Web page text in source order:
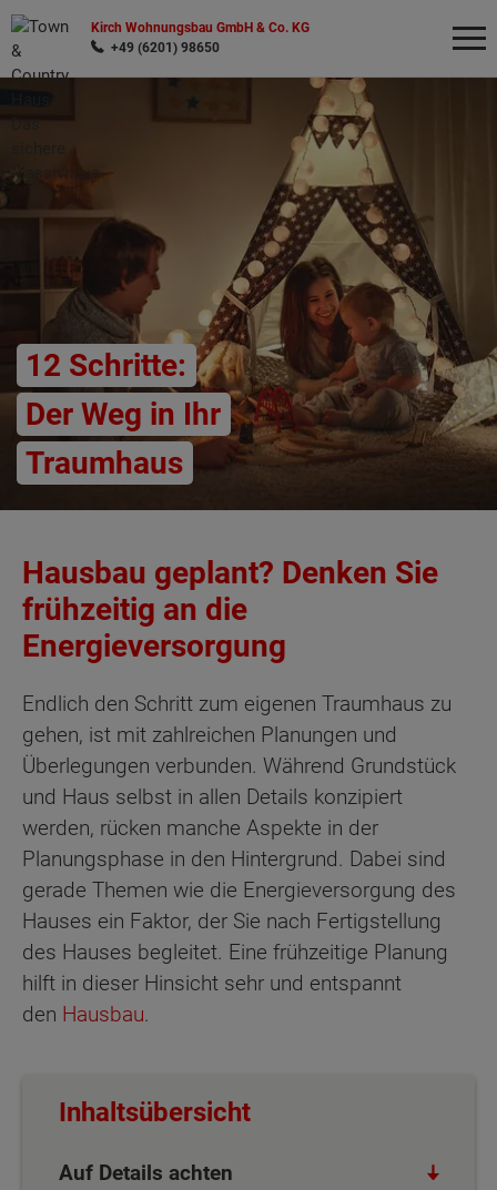
Kirch Wohnungsbau GmbH & Co. KG
+49 (6201) 98650
12 Schritte:
Der Weg in Ihr
Traumhaus
Hausbau geplant? Denken Sie
frühzeitig an die
Energieversorgung
Endlich den Schritt zum eigenen Traumhaus zu
gehen, ist mit zahlreichen Planungen und
Überlegungen verbunden. Während Grundstück
und Haus selbst in allen Details konzipiert
werden, rücken manche Aspekte in der
Planungsphase in den Hintergrund. Dabei sind
gerade Themen wie die Energieversorgung des
Hauses ein Faktor, der Sie nach Fertigstellung
des Hauses begleitet. Eine frühzeitige Planung
hilft in dieser Hinsicht sehr und entspannt
den Hausbau.
Inhaltsübersicht
Auf Details achten
Wonach möchten Sie suchen?